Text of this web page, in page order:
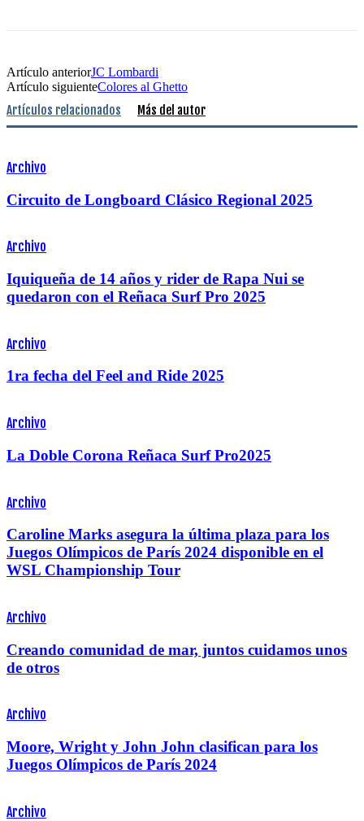
Artículo anteriorJC Lombardi
Artículo siguienteColores al Ghetto
Artículos relacionados Más del autor
Archivo
Circuito de Longboard Clásico Regional 2025
Archivo
Iquiqueña de 14 años y rider de Rapa Nui se
quedaron con el Reñaca Surf Pro 2025
Archivo
1ra fecha del Feel and Ride 2025
Archivo
La Doble Corona Reñaca Surf Pro2025
Archivo
Caroline Marks asegura la última plaza para los
Juegos Olímpicos de París 2024 disponible en el
WSL Championship Tour
Archivo
Creando comunidad de mar, juntos cuidamos unos
de otros
Archivo
Moore, Wright y John John clasifican para los
Juegos Olímpicos de París 2024
Archivo